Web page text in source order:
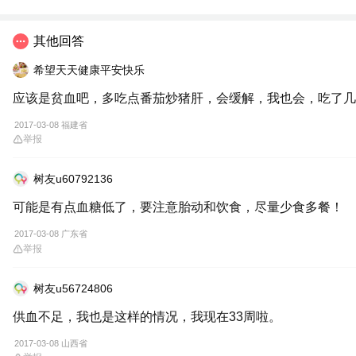
其他回答
希望天天健康平安快乐
应该是贫血吧，多吃点番茄炒猪肝，会缓解，我也会，吃了
2017-03-08 福建省
举报
树友u60792136
可能是有点血糖低了，要注意胎动和饮食，尽量少食多餐！
2017-03-08 广东省
举报
树友u56724806
供血不足，我也是这样的情况，我现在33周啦。
2017-03-08 山西省